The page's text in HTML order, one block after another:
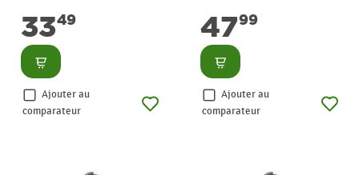
3349
Consulter
Ajouter au
comparateur
4799
Consulter
Ajouter au
comparateur